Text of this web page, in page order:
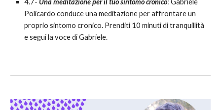
4.7- Una meditazione per il tuo sintomo cronico: Gabriele
Policardo conduce una meditazione per affrontare un
proprio sintomo cronico. Prenditi 10 minuti di tranquillità
e segui la voce di Gabriele.